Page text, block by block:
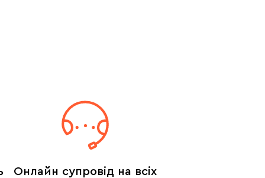
Онлайн супровід на всіх